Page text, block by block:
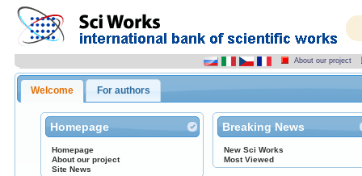
About our project
Welcome For authors
Homepage
Homepage
About our project
Site News
Breaking News
New Sci Works
Most Viewed